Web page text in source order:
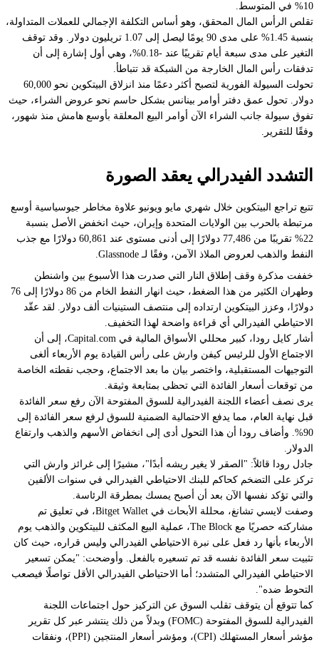
10% في المتوسط.
تقلص الرأس المال المحقق، وهو أساس التكلفة الإجمالي للعملات المتداولة،
بنسبة 1.45% على مدى 90 يومًا ليصل إلى 1.07 تريليون دولار. وقد توقف
التغير على مدى سبعة أيام تقريبًا عند -0.18%، وهي أول إشارة إلى أن
تدفقات رأس المال الخارجة من الشبكة قد تتباطأ.
تحولت السيولة الفورية لتصبح أكثر دعمًا منذ انزلاق البيتكوين نحو 60,000
دولار. تحول عمق دفتر أوامر بينانس بشكل حاسم نحو عروض الشراء، حيث
تفوق سيولة جانب الشراء الآن أوامر البيع المعلقة بأوسع هامش منذ شهور،
وفقًا للتقرير.
التشدد الفيدرالي يعقد الصورة
تتبع تراجع البيتكوين خلال شهري مايو ويونيو علاوة مخاطر جيوسياسية أوسع
مرتبطة بالحرب بين الولايات المتحدة وإيران، حيث انخفض الأصل بنسبة
22% تقريبًا من 77,486 دولارًا إلى أدنى مستوى عند 60,861 دولارًا مع جذب
النفط والذهب لعروض الملاذ الآمن، وفقًا لـ Glassnode.
خففت مذكرة وقف إطلاق النار التي صدرت هذا الأسبوع بين واشنطن
وطهران الكثير من هذا الضغط، حيث انهار النفط الخام من 86 دولارًا إلى 76
دولارًا، وعزز البيتكوين ارتداده إلى منتصف الستينيات ألف دولار. لقد عقّد
الاحتياطي الفيدرالي أي قراءة واضحة لهذا التخفيف.
أشار كايل رودا، كبير محللي الأسواق المالية في Capital.com، إلى أن
الاجتماع الأول للرئيس كيفن وارش على رأس القيادة يوم الأربعاء ألغى
التوجيهات المستقبلية، واختصر بيان ما بعد الاجتماع، وحجب نقطته الخاصة
من توقعات أسعار الفائدة التي تحظى بمتابعة وثيقة.
يرى نصف أعضاء اللجنة الفيدرالية للسوق المفتوحة الآن رفع سعر الفائدة
قبل نهاية العام، مما يدفع الاحتمالية الضمنية للسوق لرفع سعر الفائدة إلى
90%. وأضاف رودا أن هذا التحول أدى إلى انخفاض الأسهم والذهب وارتفاع
الدولار.
جادل رودا قائلاً: "الصقر لا يغير ريشه أبدًا"، مشيرًا إلى غرائز وارش التي
تركز على التضخم كحاكم للبنك الاحتياطي الفيدرالي في سنوات الألفين
والتي تؤكد نفسها الآن بعد أن أصبح يمسك بمطرقة الرئاسة.
وصفت لايسي تشانغ، محللة الأبحاث في Bitget Wallet، في تعليق تم
مشاركته حصريًا مع The Block، عملية البيع المكثف للبيتكوين والذهب يوم
الأربعاء بأنها رد فعل على نبرة الاحتياطي الفيدرالي وليس قراره، حيث كان
تثبيت سعر الفائدة نفسه قد تم تسعيره بالفعل. وأوضحت: "يمكن تسعير
الاحتياطي الفيدرالي المتشدد؛ أما الاحتياطي الفيدرالي الأقل تواصلًا فيصعب
التحوط ضده".
كما تتوقع أن يتوقف تقلب السوق عن التركيز حول اجتماعات اللجنة
الفيدرالية للسوق المفتوحة (FOMC) وبدلاً من ذلك ينتشر عبر كل تقرير
مؤشر أسعار المستهلك (CPI)، ومؤشر أسعار المنتجين (PPI)، ونفقات